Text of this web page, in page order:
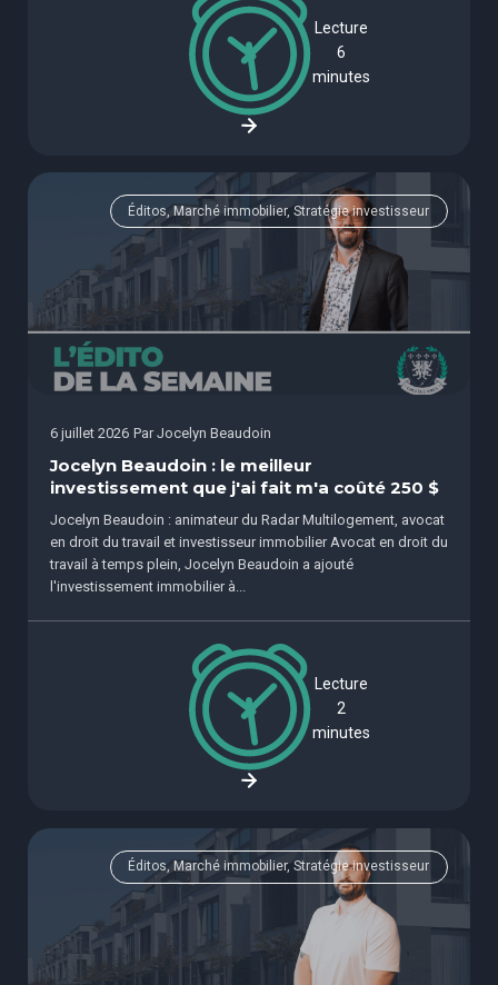
Lecture
6
minutes
Éditos, Marché immobilier, Stratégie investisseur
6 juillet 2026 Par Jocelyn Beaudoin
Jocelyn Beaudoin : le meilleur
investissement que j'ai fait m'a coûté 250 $
Jocelyn Beaudoin : animateur du Radar Multilogement, avocat
en droit du travail et investisseur immobilier Avocat en droit du
travail à temps plein, Jocelyn Beaudoin a ajouté
l'investissement immobilier à...
Lecture
2
minutes
Éditos, Marché immobilier, Stratégie investisseur